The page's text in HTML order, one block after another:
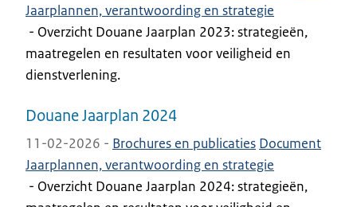
Jaarplannen, verantwoording en strategie
- Overzicht Douane Jaarplan 2023: strategieën,
maatregelen en resultaten voor veiligheid en
dienstverlening.
Douane Jaarplan 2024
11-02-2026 - Brochures en publicaties Document
Jaarplannen, verantwoording en strategie
- Overzicht Douane Jaarplan 2024: strategieën,